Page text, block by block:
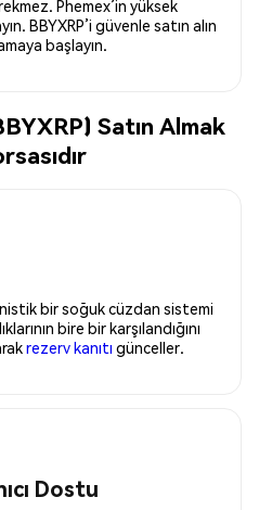
Phemex’in yüksek
BBYXRP’i güvenle satın alın
başlayın.
Satın Almak
bir soğuk cüzdan sistemi
bire bir karşılandığını
rezerv kanıtı günceller.
Dostu